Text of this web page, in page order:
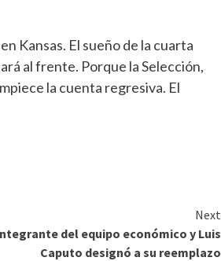
Kansas. El sueño de la cuarta
al frente. Porque la Selección,
la cuenta regresiva. El
Next
del equipo económico y Luis
Caputo designó a su reemplazo